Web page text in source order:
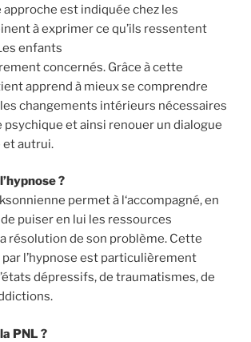
est indiquée chez les
à exprimer ce qu’ils ressentent
enfants
concernés. Grâce à cette
apprend à mieux se comprendre
les changements intérieurs nécessaires
psychique et ainsi renouer un dialogue
et autrui.
?
permet à l‘accompagné, en
puiser en lui les ressources
résolution de son problème. Cette
l’hypnose est particulièrement
dépressifs, de traumatismes, de
PNL ?